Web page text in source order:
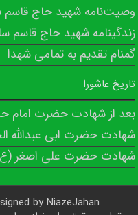
وصیت‌نامه شهید حاج قاسم
زندگینامه شهید حاج قاسم
گمنام تقدیم به تمامی شهدا
تاریخ عاشورا
بعد از شهادت حضرت امام
شهادت حضرت ابی عبدالله
شهادت حضرت علی اصغر
by NiazeJahan